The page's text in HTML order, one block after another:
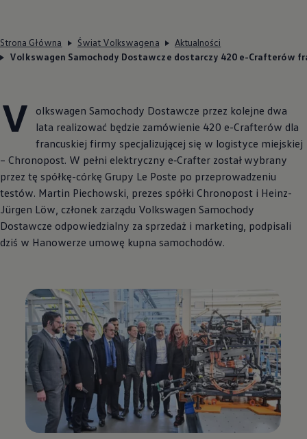
Strona Główna Świat Volkswagena
Aktualności
Volkswagen Samochody Dostawcze dostarczy 420 e-Crafterów
V
olkswagen Samochody Dostawcze przez kolejne dwa
lata realizować będzie zamówienie 420 e-Crafterów dla
francuskiej firmy specjalizującej się w logistyce miejskiej
– Chronopost. W pełni elektryczny e‑Crafter został wybrany
przez tę spółkę-córkę Grupy Le Poste po przeprowadzeniu
testów. Martin Piechowski, prezes spółki Chronopost i Heinz-
Jürgen Löw, członek zarządu Volkswagen Samochody
Dostawcze odpowiedzialny za sprzedaż i marketing, podpisali
dziś w Hanowerze umowę kupna samochodów.